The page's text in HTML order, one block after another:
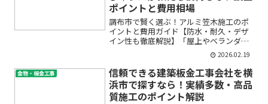
ポイントと費用相場
調布市で賢く選ぶ！アルミ笠木施工のポ
イントと費用ガイド【防水・耐久・デザ
イン性も徹底解説】「屋上やベランダの
アルミ笠木、そろそろリフォームした方
がいいのかな…」「調布市で信頼できる
施工業者を探しているけど、何を基準に
選んだらいいの？」「見積...
2026.02.19
金物・板金工事
信頼できる建築板金工事会社を横
浜市で探すなら！実績多数・高品
質施工のポイント解説